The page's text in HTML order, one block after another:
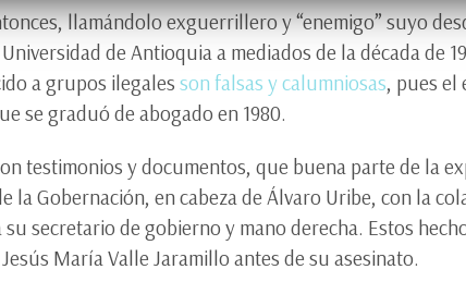
llamándolo exguerrillero y “enemigo” suyo
de Antioquia a mediados de la década de
a grupos ilegalesson falsas y calumniosas, pues el
se graduó de abogado en 1980.
testimonios y documentos, que buena parte de la
Gobernación, en cabeza de Álvaro Uribe, con la
secretario de gobierno y mano derecha. Estos
María Valle Jaramillo antes de su asesinato.